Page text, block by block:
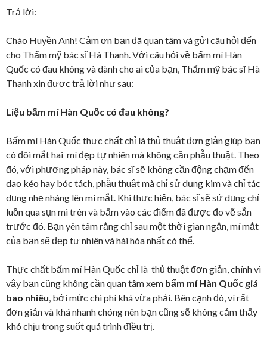
Trả lời:
Chào Huyền Anh! Cảm ơn bạn đã quan tâm và gửi câu hỏi đến
cho Thẩm mỹ bác sĩ Hà Thanh. Với câu hỏi về bấm mí Hàn
Quốc có đau không và dành cho ai của bạn, Thẩm mỹ bác sĩ Hà
Thanh xin được trả lời như sau:
Liệu bấm mí Hàn Quốc có đau không?
Bấm mí Hàn Quốc thực chất chỉ là thủ thuật đơn giản giúp bạn
có đôi mắt hai mí đẹp tự nhiên mà không cần phẫu thuật. Theo
đó, với phương pháp này, bác sĩ sẽ không cần động chạm đến
dao kéo hay bóc tách, phẫu thuật mà chỉ sử dụng kim và chỉ tác
dụng nhẹ nhàng lên mí mắt. Khi thực hiện, bác sĩ sẽ sử dụng chỉ
luồn qua sụn mi trên và bấm vào các điểm đã được đo vẽ sẵn
trước đó. Bạn yên tâm rằng chỉ sau một thời gian ngắn, mí mắt
của bạn sẽ đẹp tự nhiên và hài hòa nhất có thể.
Thực chất bấm mí Hàn Quốc chỉ là thủ thuật đơn giản, chính vì
vậy bạn cũng không cần quan tâm xem bấm mí Hàn Quốc giá
bao nhiêu, bởi mức chi phí khá vừa phải. Bên cạnh đó, vì rất
đơn giản và khá nhanh chóng nên bạn cũng sẽ không cảm thấy
khó chịu trong suốt quá trình điều trị.